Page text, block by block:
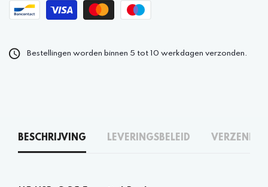
Bestellingen worden binnen 5 tot 10 werkdagen verzonden.
BESCHRIJVING LEVERINGSBELEID